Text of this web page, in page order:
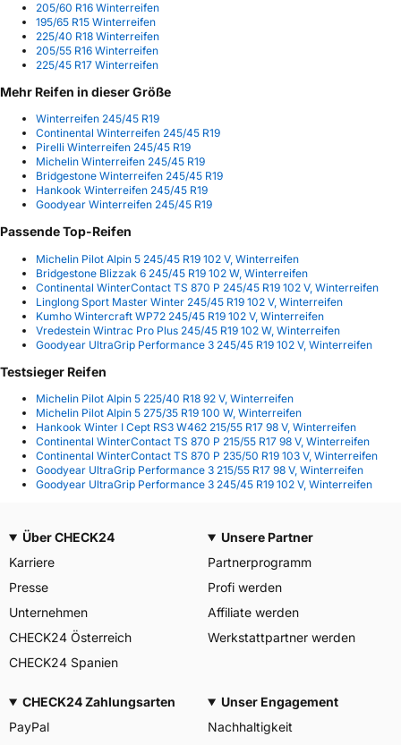
205/60 R16 Winterreifen
195/65 R15 Winterreifen
225/40 R18 Winterreifen
205/55 R16 Winterreifen
225/45 R17 Winterreifen
Mehr Reifen in dieser Größe
Winterreifen 245/45 R19
Continental Winterreifen 245/45 R19
Pirelli Winterreifen 245/45 R19
Michelin Winterreifen 245/45 R19
Bridgestone Winterreifen 245/45 R19
Hankook Winterreifen 245/45 R19
Goodyear Winterreifen 245/45 R19
Passende Top-Reifen
Michelin Pilot Alpin 5 245/45 R19 102 V, Winterreifen
Bridgestone Blizzak 6 245/45 R19 102 W, Winterreifen
Continental WinterContact TS 870 P 245/45 R19 102 V, Winterreifen
Linglong Sport Master Winter 245/45 R19 102 V, Winterreifen
Kumho Wintercraft WP72 245/45 R19 102 V, Winterreifen
Vredestein Wintrac Pro Plus 245/45 R19 102 W, Winterreifen
Goodyear UltraGrip Performance 3 245/45 R19 102 V, Winterreifen
Testsieger Reifen
Michelin Pilot Alpin 5 225/40 R18 92 V, Winterreifen
Michelin Pilot Alpin 5 275/35 R19 100 W, Winterreifen
Hankook Winter I Cept RS3 W462 215/55 R17 98 V, Winterreifen
Continental WinterContact TS 870 P 215/55 R17 98 V, Winterreifen
Continental WinterContact TS 870 P 235/50 R19 103 V, Winterreifen
Goodyear UltraGrip Performance 3 215/55 R17 98 V, Winterreifen
Goodyear UltraGrip Performance 3 245/45 R19 102 V, Winterreifen
Über CHECK24
Karriere
Presse
Unternehmen
CHECK24 Österreich
CHECK24 Spanien
Unsere Partner
Partnerprogramm
Profi werden
Affiliate werden
Werkstattpartner werden
CHECK24 Zahlungsarten
PayPal
Unser Engagement
Nachhaltigkeit